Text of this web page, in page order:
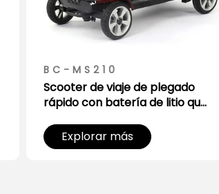
BC-MS210
Scooter de viaje de plegado
rápido con batería de litio que
Explorar más